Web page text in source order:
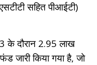
सहित पीआईटी)
के दौरान 2.95 लाख
जारी किया गया है, जो